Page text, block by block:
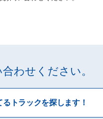
わせください。
るトラックを探します！